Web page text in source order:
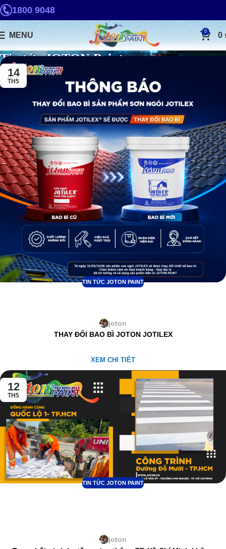
1800 9048
MENU 0 0
Tin tức JOTON Paint
14
TH5
TIN TỨC JOTON PAINT
joton
THAY ĐỔI BAO BÌ JOTON JOTILEX
XEM CHI TIẾT
12
TH5
TIN TỨC JOTON PAINT
joton